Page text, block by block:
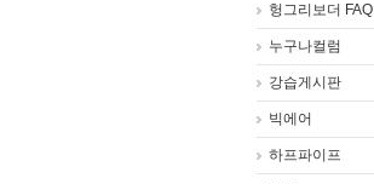
헝그리보더 FAQ
누구나컬럼
강습게시판
빅에어
하프파이프